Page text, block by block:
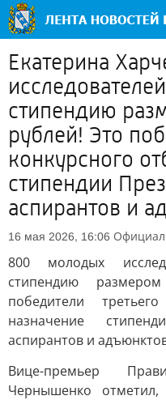
Екатерина
стипендию
рублей! Это
конкурсного
стипендии
аспирантов и
16 мая 2026, 16:06
800 молодых
стипендию
победители
назначение
аспирантов и
Вице-премьер
Чернышенко